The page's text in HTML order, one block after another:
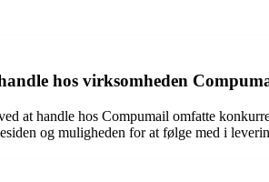
hos virksomheden
at handle hos Compumail omfatte
og muligheden for at følge med i